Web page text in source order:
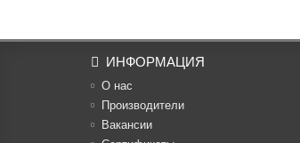
ИНФОРМАЦИЯ
О нас
Производители
Вакансии